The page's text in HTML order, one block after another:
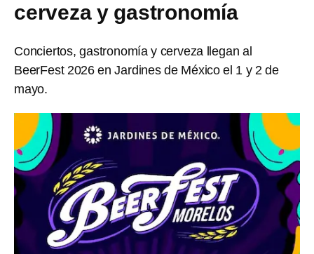
cerveza y gastronomía
Conciertos, gastronomía y cerveza llegan al
BeerFest 2026 en Jardines de México el 1 y 2 de
mayo.